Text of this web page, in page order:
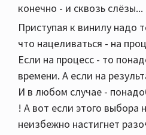
конечно - и сквозь слёзы...
Приступая к винилу надо
что нацеливаться - на
Если на процесс - то
времени. А если на
И в любом случае -
! А вот если этого выбора
неизбежно настигнет